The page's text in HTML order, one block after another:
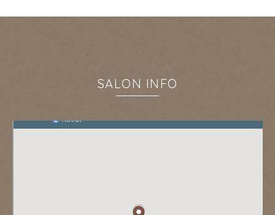
SALON INFO